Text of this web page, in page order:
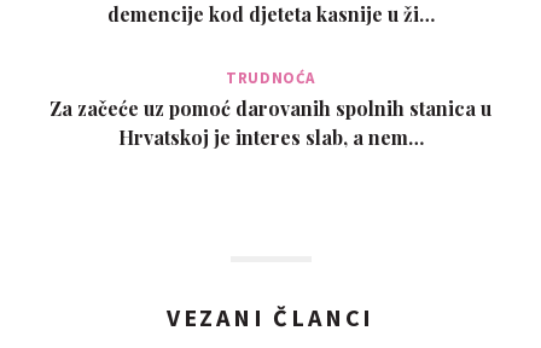
demencije kod djeteta kasnije u ži…
TRUDNOĆA
Za začeće uz pomoć darovanih spolnih stanica u
Hrvatskoj je interes slab, a nem…
VEZANI ČLANCI